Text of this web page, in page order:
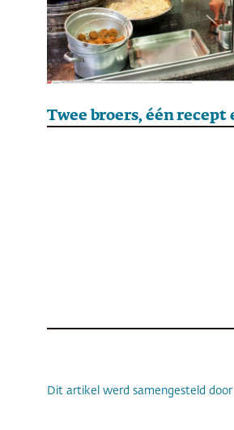
Dit artikel werd samengesteld door